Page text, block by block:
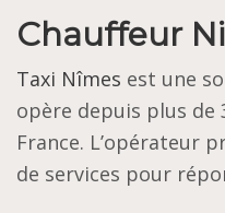
Chauffeur
Taxi Nîmes est une
opère depuis plus de
France. L’opérateur
de services pour